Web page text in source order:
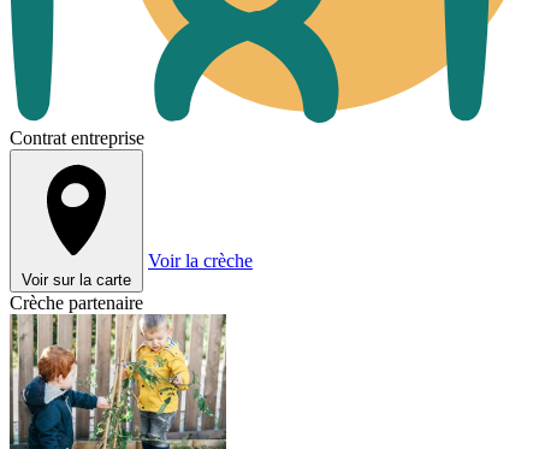
Contrat entreprise
Voir sur la carte
Voir la crèche
Crèche partenaire